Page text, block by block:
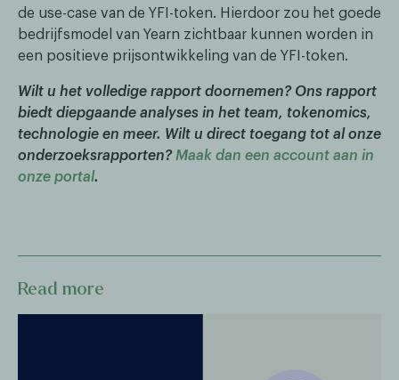
de use-case van de YFI-token. Hierdoor zou het goede
bedrijfsmodel van Yearn zichtbaar kunnen worden in
een positieve prijsontwikkeling van de YFI-token.
Wilt u het volledige rapport doornemen? Ons rapport
biedt diepgaande analyses in het team, tokenomics,
technologie en meer. Wilt u direct toegang tot al onze
onderzoeksrapporten? Maak dan een account aan in
onze portal.
Read more